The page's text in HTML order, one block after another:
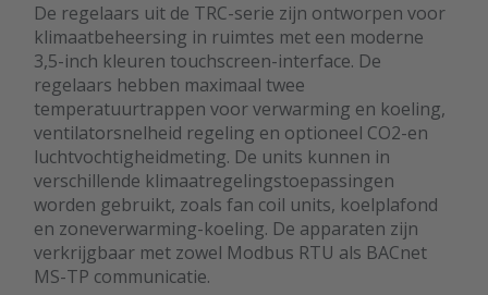
De regelaars uit de TRC-serie zijn ontworpen voor
klimaatbeheersing in ruimtes met een moderne
3,5-inch kleuren touchscreen-interface. De
regelaars hebben maximaal twee
temperatuurtrappen voor verwarming en koeling,
ventilatorsnelheid regeling en optioneel CO2-en
luchtvochtigheidmeting. De units kunnen in
verschillende klimaatregelingstoepassingen
worden gebruikt, zoals fan coil units, koelplafond
en zoneverwarming-koeling. De apparaten zijn
verkrijgbaar met zowel Modbus RTU als BACnet
MS-TP communicatie.